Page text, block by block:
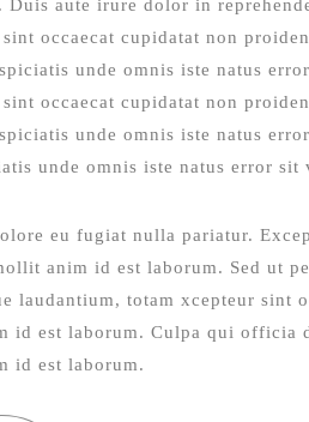
Duis aute irure dolor in
sint occaecat cupidatat non
unde omnis iste natus
sint occaecat cupidatat non
unde omnis iste natus
unde omnis iste natus error
eu fugiat nulla pariatur.
anim id est laborum. Sed ut
laudantium, totam xcepteur sint
id est laborum. Culpa qui officia
id est laborum.